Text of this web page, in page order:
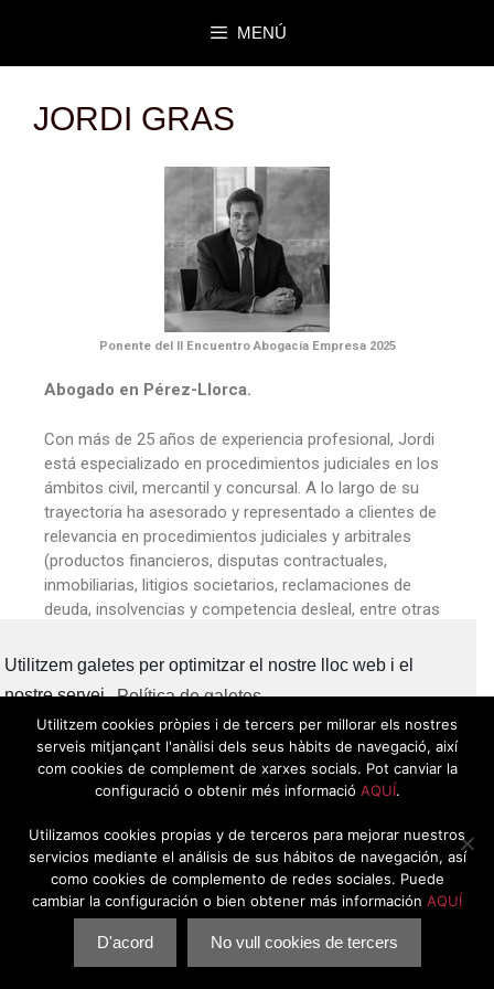
MENÚ
JORDI GRAS
Ponente del II Encuentro Abogacía Empresa 2025
Abogado en Pérez-Llorca.
Con más de 25 años de experiencia profesional, Jordi
está especializado en procedimientos judiciales en los
ámbitos civil, mercantil y concursal. A lo largo de su
trayectoria ha asesorado y representado a clientes de
relevancia en procedimientos judiciales y arbitrales
(productos financieros, disputas contractuales,
inmobiliarias, litigios societarios, reclamaciones de
deuda, insolvencias y competencia desleal, entre otras
Comisión de Abogados de Empresa del ICAB POLÍTICA DE PRIVACIDAD
Utilitzem cookies pròpies i de tercers per millorar els nostres
serveis mitjançant l'anàlisi dels seus hàbits de navegació, així
com cookies de complement de xarxes socials. Pot canviar la
configuració o obtenir més informació AQUÍ.
Utilizamos cookies propias y de terceros para mejorar nuestros
servicios mediante el análisis de sus hábitos de navegación, así
como cookies de complemento de redes sociales. Puede
cambiar la configuración o bien obtener más información AQUÍ
D'acord No vull cookies de tercers
Utilitzem galetes per optimitzar el nostre lloc web i el
nostre servei.Política de galetes
Acceptar tot
Només funcional
Mostra les preferències